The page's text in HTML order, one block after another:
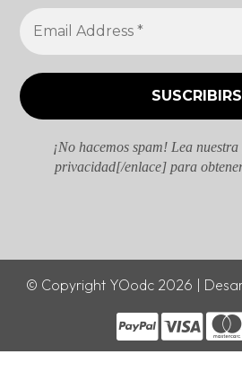
¡No hacemos spam! Lea
privacidad[/enlace] para
© Copyright YOodc 2026 |